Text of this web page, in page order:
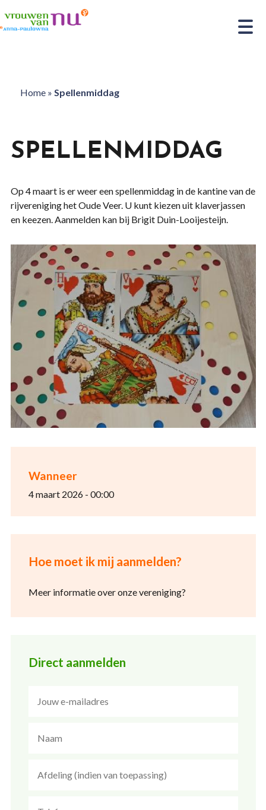
Home» Spellenmiddag
Wanneer
4 maart 2026 - 00:00
Hoe moet ik mij aanmelden?
Meer informatie over onze vereniging?
Direct aanmelden
SPELLENMIDDAG
Op 4 maart is er weer een spellenmiddag in de kantine van de
rijvereniging het Oude Veer. U kunt kiezen uit klaverjassen
en keezen. Aanmelden kan bij Brigit Duin-Looijesteijn.